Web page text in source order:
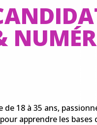
18 à 35 ans,
apprendre les